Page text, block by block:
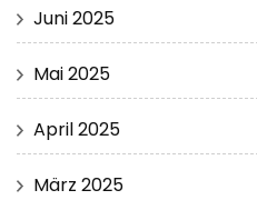
Juni 2025
Mai 2025
April 2025
März 2025